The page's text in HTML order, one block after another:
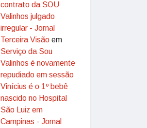
contrato da SOU
Valinhos julgado
irregular - Jornal
Terceira Visão em
Serviço da Sou
Valinhos é novamente
repudiado em sessão
Vinícius é o 1º bebê
nascido no Hospital
São Luiz em
Campinas - Jornal